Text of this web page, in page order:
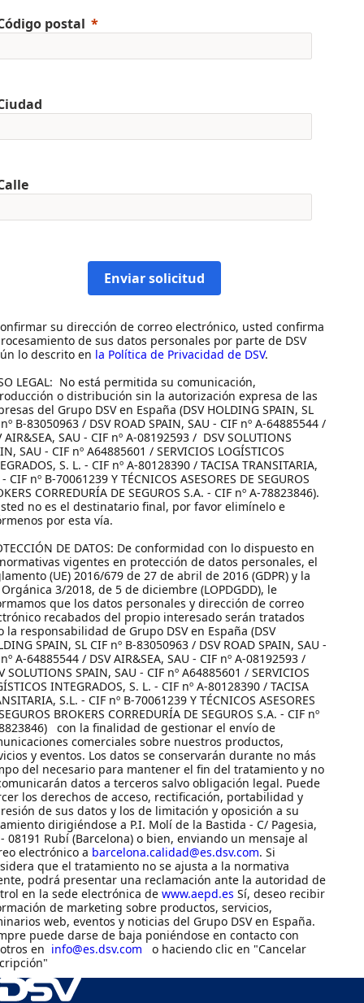
postal
Enviar solicitud
su dirección de correo electrónico, usted confirma
de sus datos personales por parte de DSV
lo descrito en la Política de Privacidad de DSV.
LEGAL: No está permitida su comunicación,
o distribución sin la autorización expresa de las
del Grupo DSV en España (DSV HOLDING SPAIN, SL
B-83050963 / DSV ROAD SPAIN, SAU - CIF nº A-64885544 /
AIR&SEA, SAU - CIF nº A-08192593 / DSV SOLUTIONS
SAU - CIF nº A64885601 / SERVICIOS LOGÍSTICOS
S. L. - CIF nº A-80128390 / TACISA TRANSITARIA,
- CIF nº B-70061239 Y TÉCNICOS ASESORES DE SEGUROS
CORREDURÍA DE SEGUROS S.A. - CIF nº A-78823846).
no es el destinatario final, por favor elimínelo e
por esta vía.
DE DATOS: De conformidad con lo dispuesto en
vigentes en protección de datos personales, el
(UE) 2016/679 de 27 de abril de 2016 (GDPR) y la
Orgánica 3/2018, de 5 de diciembre (LOPDGDD), le
que los datos personales y dirección de correo
recabados del propio interesado serán tratados
la responsabilidad de Grupo DSV en España (DSV
SPAIN, SL CIF nº B-83050963 / DSV ROAD SPAIN, SAU -
A-64885544 / DSV AIR&SEA, SAU - CIF nº A-08192593 /
SOLUTIONS SPAIN, SAU - CIF nº A64885601 / SERVICIOS
INTEGRADOS, S. L. - CIF nº A-80128390 / TACISA
S.L. - CIF nº B-70061239 Y TÉCNICOS ASESORES
BROKERS CORREDURÍA DE SEGUROS S.A. - CIF nº
con la finalidad de gestionar el envío de
comerciales sobre nuestros productos,
y eventos. Los datos se conservarán durante no más
del necesario para mantener el fin del tratamiento y no
datos a terceros salvo obligación legal. Puede
los derechos de acceso, rectificación, portabilidad y
de sus datos y los de limitación y oposición a su
dirigiéndose a P.I. Molí de la Bastida - C/ Pagesia,
08191 Rubí (Barcelona) o bien, enviando un mensaje al
electrónico a barcelona.calidad@es.dsv.com. Si
que el tratamiento no se ajusta a la normativa
podrá presentar una reclamación ante la autoridad de
en la sede electrónica dewww.aepd.es Sí, deseo recibir
de marketing sobre productos, servicios,
web, eventos y noticias del Grupo DSV en España.
puede darse de baja poniéndose en contacto con
en info@es.dsv.com o haciendo clic en "Cancelar